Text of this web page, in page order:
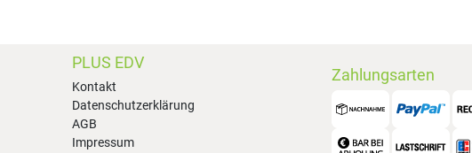
PLUS EDV
Kontakt
Datenschutzerklärung
AGB
Impressum
Zahlungsarten